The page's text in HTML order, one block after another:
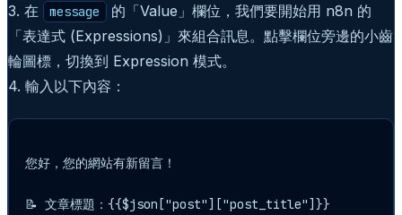
3. 在
message 的「Value」欄位，我們要開始用 n8n 的
「表達式 (Expressions)」來組合訊息。點擊欄位旁邊的小齒
輪圖標，切換到 Expression 模式。
4. 輸入以下內容：
您好，您的網站有新留言！
📝 文章標題：{{$json["post"]["post_title"]}}